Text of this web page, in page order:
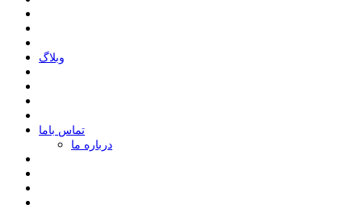
وبلاگ
ﺗﻤﺎﺱ ﺑﺎﻣﺎ
درباره ما